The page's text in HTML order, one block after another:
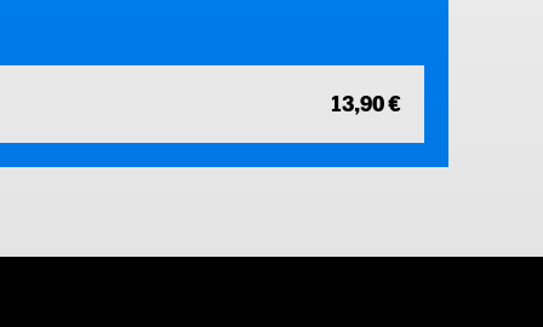
13,90 €